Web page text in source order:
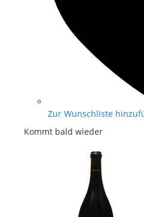
Zur Wunschliste
Kommt bald wieder